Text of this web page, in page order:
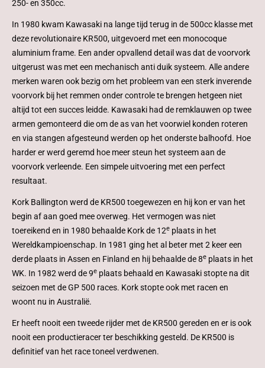
250- en 350cc.
In 1980 kwam Kawasaki na lange tijd terug in de 500cc klasse met
deze revolutionaire KR500, uitgevoerd met een monocoque
aluminium frame. Een ander opvallend detail was dat de voorvork
uitgerust was met een mechanisch anti duik systeem. Alle andere
merken waren ook bezig om het probleem van een sterk inverende
voorvork bij het remmen onder controle te brengen hetgeen niet
altijd tot een succes leidde. Kawasaki had de remklauwen op twee
armen gemonteerd die om de as van het voorwiel konden roteren
en via stangen afgesteund werden op het onderste balhoofd. Hoe
harder er werd geremd hoe meer steun het systeem aan de
voorvork verleende. Een simpele uitvoering met een perfect
resultaat.
Kork Ballington werd de KR500 toegewezen en hij kon er van het
begin af aan goed mee overweg. Het vermogen was niet
toereikend en in 1980 behaalde Kork de 12e plaats in het
Wereldkampioenschap. In 1981 ging het al beter met 2 keer een
derde plaats in Assen en Finland en hij behaalde de 8e plaats in het
WK. In 1982 werd de 9e plaats behaald en Kawasaki stopte na dit
seizoen met de GP 500 races. Kork stopte ook met racen en
woont nu in Australië.
Er heeft nooit een tweede rijder met de KR500 gereden en er is ook
nooit een productieracer ter beschikking gesteld. De KR500 is
definitief van het race toneel verdwenen.